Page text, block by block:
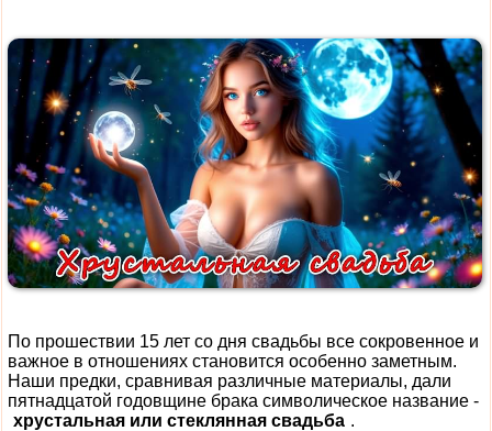
По прошествии 15 лет со дня свадьбы все сокровенное и
важное в отношениях становится особенно заметным.
Наши предки, сравнивая различные материалы, дали
пятнадцатой годовщине брака символическое название -
хрустальная или стеклянная свадьба .